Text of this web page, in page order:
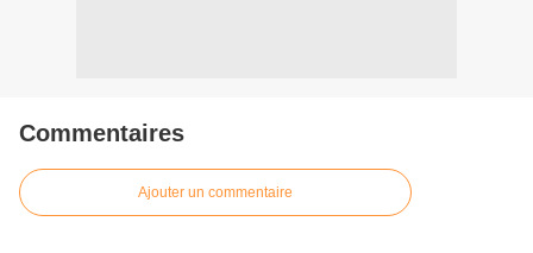
Commentaires
Ajouter un commentaire